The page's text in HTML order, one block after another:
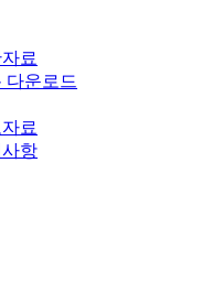
료
다운로드
료
항